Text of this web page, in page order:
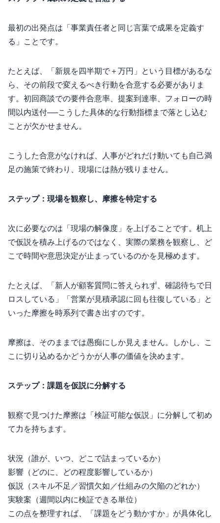
最初の出発点は「事業責任者と同じ言葉で成果を定義す
る」ことです。
たとえば、「新規MRRを四半期で＋1,000万円」という目標があるな
ら、その前段で変えるべき行動を合意する必要がありま
す。初回商談での要件合意率、提案到達率、フォローの24時
間以内送付──こうした具体的な行動指標まで落とし込む
ことが欠かせません。
こうした合意がなければ、人事がどれだけ動いても“自己満
足の施策”で終わり、現場には熱が残りません。
ステップ1：現場を観察し、摩擦を特定する
次に必要なのは「現場の解像度」を上げることです。机上
で仮説を積み上げるのではなく、実際の業務を観察し、ど
こで時間や意思決定が止まっているのかを見極めます。
たとえば、「新人が顧客質問に答えられず、確認待ちで1日
ロスしている」「営業が見積承認に3回も往復している」と
いった“摩擦”を時系列で書き出すのです。
摩擦は、そのままでは愚痴にしか見えません。しかし、こ
こに切り込めるかどうかが人事の価値を決めます。
ステップ2：課題を仮説に分解する
観察で見つけた摩擦は「検証可能な仮説」に分解して初め
て力を持ちます。
状況（誰が、いつ、どこで詰まっているか）
影響（どのKPIに、どの程度影響しているか）
仮説（スキル不足／習慣欠如／仕組みの欠陥のどれか）
実験案（2週間以内に検証できる単位）
この4点を整理すれば、「課題をどう動かすか」が具体化し